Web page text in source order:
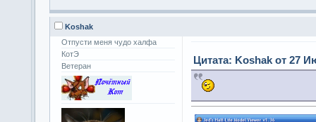
Koshak
Отпусти меня чудо халфа
КотЭ
Ветеран
Цитата: Koshak от 27